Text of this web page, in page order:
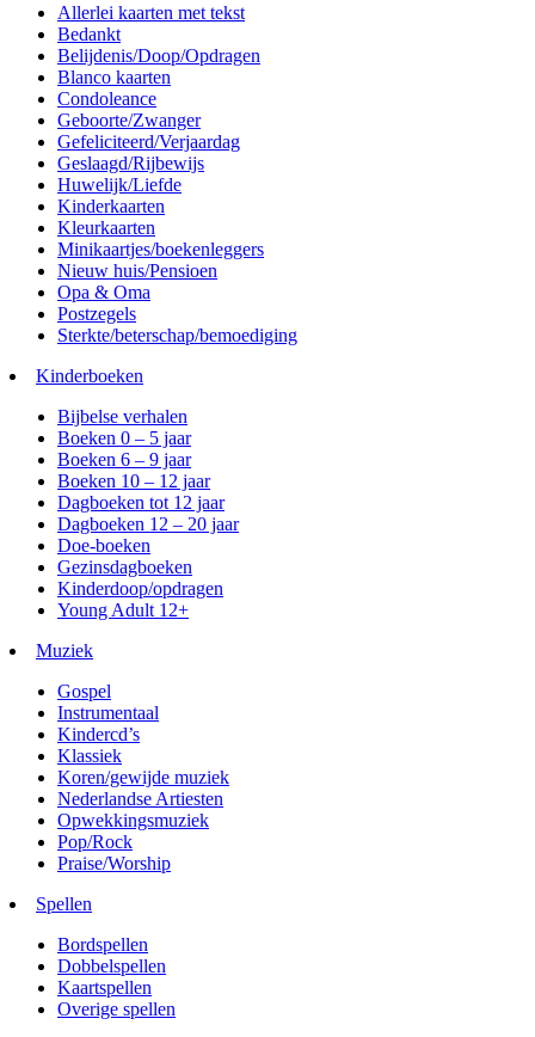
Allerlei kaarten met tekst
Bedankt
Belijdenis/Doop/Opdragen
Blanco kaarten
Condoleance
Geboorte/Zwanger
Gefeliciteerd/Verjaardag
Geslaagd/Rijbewijs
Huwelijk/Liefde
Kinderkaarten
Kleurkaarten
Minikaartjes/boekenleggers
Nieuw huis/Pensioen
Opa & Oma
Postzegels
Sterkte/beterschap/bemoediging
Kinderboeken
Bijbelse verhalen
Boeken 0 – 5 jaar
Boeken 6 – 9 jaar
Boeken 10 – 12 jaar
Dagboeken tot 12 jaar
Dagboeken 12 – 20 jaar
Doe-boeken
Gezinsdagboeken
Kinderdoop/opdragen
Young Adult 12+
Muziek
Gospel
Instrumentaal
Kindercd’s
Klassiek
Koren/gewijde muziek
Nederlandse Artiesten
Opwekkingsmuziek
Pop/Rock
Praise/Worship
Spellen
Bordspellen
Dobbelspellen
Kaartspellen
Overige spellen